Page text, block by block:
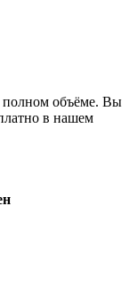
полном объёме. Вы
в нашем